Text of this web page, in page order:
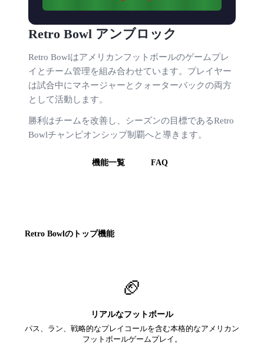
Retro Bowl アンブロック
Retro Bowlはアメリカンフットボールのゲームプレ
イとチーム管理を組み合わせています。プレイヤー
は試合中にマネージャーとクォーターバックの両方
として活動します。
勝利はチームを改善し、シーズンの目標であるRetro
Bowlチャンピオンシップ制覇へと導きます。
機能一覧 FAQ
Retro Bowlのトップ機能
🏈
リアルなフットボール
パス、ラン、戦略的なプレイコールを含む本格的なアメリカン
フットボールゲームプレイ。